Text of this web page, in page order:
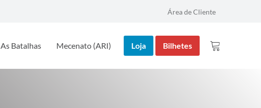
Área de Cliente
As Batalhas Mecenato (ARI) Loja Bilhetes